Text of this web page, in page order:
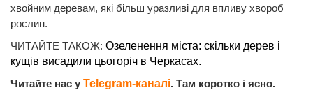
хвойним деревам, які більш уразливі для впливу хвороб
рослин.
ЧИТАЙТЕ ТАКОЖ: Озеленення міста: скільки дерев і
кущів висадили цьогоріч в Черкасах.
Читайте нас у Telegram-каналі. Там коротко і ясно.